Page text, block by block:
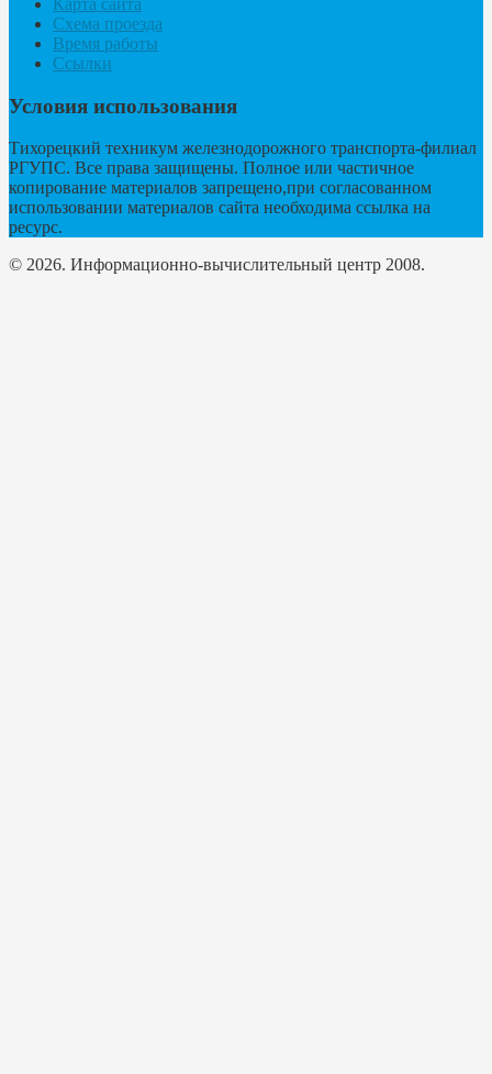
Схема проезда
Время работы
Ссылки
Условия использования
Тихорецкий техникум железнодорожного транспорта-филиал
РГУПС. Все права защищены. Полное или частичное
копирование материалов запрещено,при согласованном
использовании материалов сайта необходима ссылка на
ресурс.
© 2026. Информационно-вычислительный центр 2008.